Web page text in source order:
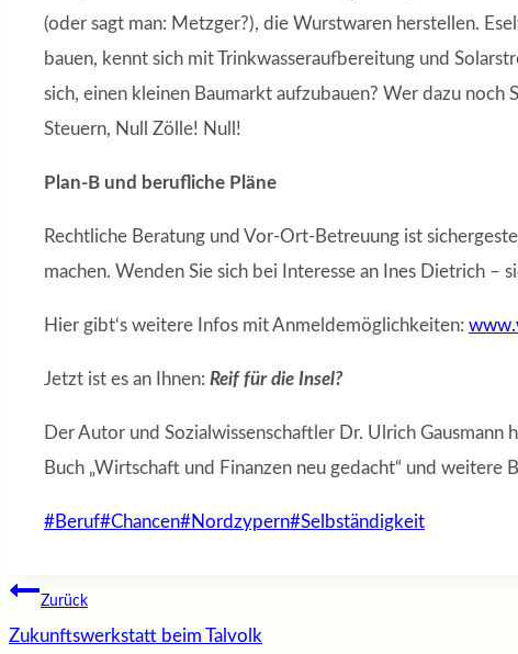
(oder sagt man: Metzger?), die Wurstwaren herstellen.
bauen, kennt sich mit Trinkwasseraufbereitung und
sich, einen kleinen Baumarkt aufzubauen? Wer dazu noch
Steuern, Null Zölle! Null!
Plan-B und berufliche Pläne
Rechtliche Beratung und Vor-Ort-Betreuung ist
machen. Wenden Sie sich bei Interesse an Ines Dietrich
Hier gibt‘s weitere Infos mit Anmeldemöglichkeiten:
Jetzt ist es an Ihnen: Reif für die Insel?
Der Autor und Sozialwissenschaftler Dr. Ulrich
Buch „Wirtschaft und Finanzen neu gedacht“ und
Schlagworte:
#Beruf#Chancen#Nordzypern#Selbständigkeit
Beitragsnavigation
Zurück
Zukunftswerkstatt beim Talvolk